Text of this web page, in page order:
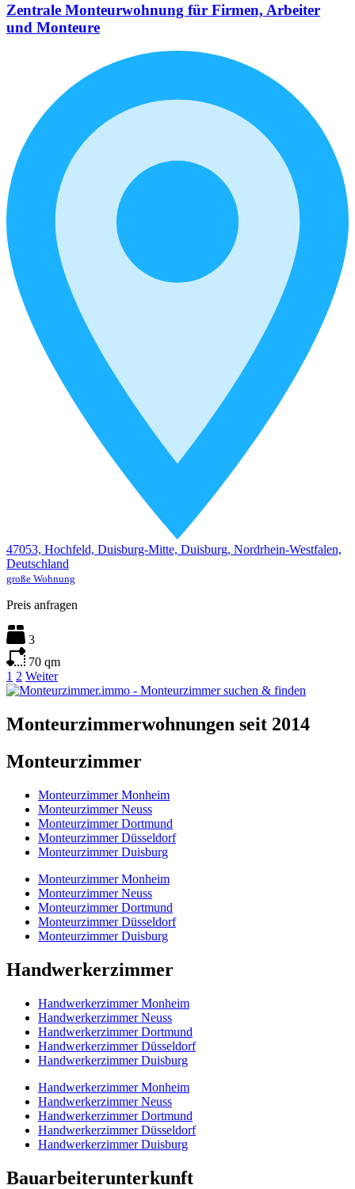
Zentrale Monteurwohnung für Firmen, Arbeiter
und Monteure
47053, Hochfeld, Duisburg-Mitte, Duisburg, Nordrhein-Westfalen,
Deutschland
große Wohnung
Preis anfragen
3
70 qm
1 2 Weiter
Monteurzimmerwohnungen seit 2014
Monteurzimmer
Monteurzimmer Monheim
Monteurzimmer Neuss
Monteurzimmer Dortmund
Monteurzimmer Düsseldorf
Monteurzimmer Duisburg
Monteurzimmer Monheim
Monteurzimmer Neuss
Monteurzimmer Dortmund
Monteurzimmer Düsseldorf
Monteurzimmer Duisburg
Handwerkerzimmer
Handwerkerzimmer Monheim
Handwerkerzimmer Neuss
Handwerkerzimmer Dortmund
Handwerkerzimmer Düsseldorf
Handwerkerzimmer Duisburg
Handwerkerzimmer Monheim
Handwerkerzimmer Neuss
Handwerkerzimmer Dortmund
Handwerkerzimmer Düsseldorf
Handwerkerzimmer Duisburg
Bauarbeiterunterkunft